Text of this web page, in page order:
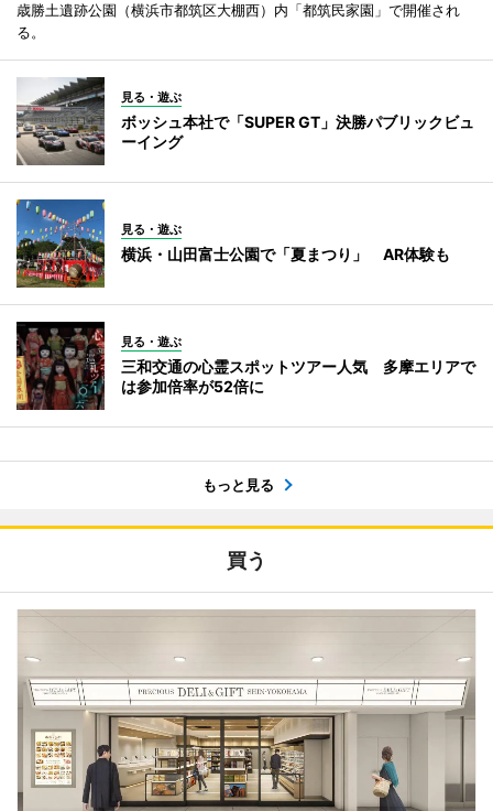
歳勝土遺跡公園（横浜市都筑区大棚西）内「都筑民家園」で開催され
る。
見る・遊ぶ
ボッシュ本社で「SUPER GT」決勝パブリックビュ
ーイング
見る・遊ぶ
横浜・山田富士公園で「夏まつり」 AR体験も
見る・遊ぶ
三和交通の心霊スポットツアー人気 多摩エリアで
は参加倍率が52倍に
もっと見る
買う